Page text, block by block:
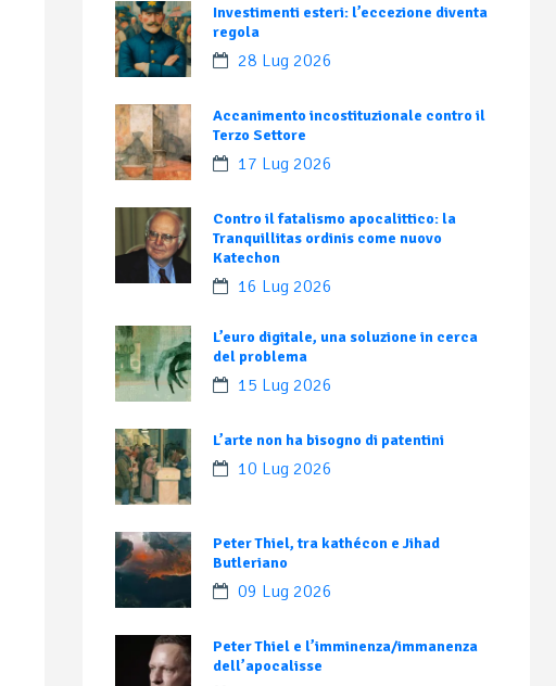
Investimenti esteri: l’eccezione diventa
regola
28 Lug 2026
Accanimento incostituzionale contro il
Terzo Settore
17 Lug 2026
Contro il fatalismo apocalittico: la
Tranquillitas ordinis come nuovo
Katechon
16 Lug 2026
L’euro digitale, una soluzione in cerca
del problema
15 Lug 2026
L’arte non ha bisogno di patentini
10 Lug 2026
Peter Thiel, tra kathécon e Jihad
Butleriano
09 Lug 2026
Peter Thiel e l’imminenza/immanenza
dell’apocalisse